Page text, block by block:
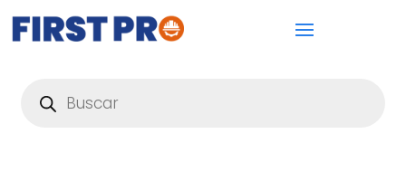
productos